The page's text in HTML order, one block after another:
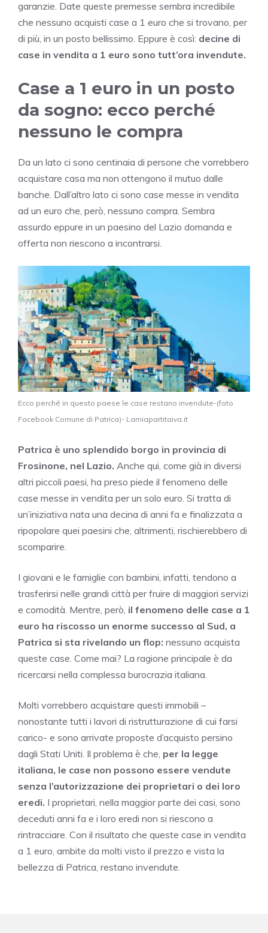
garanzie. Date queste premesse sembra incredibile
che nessuno acquisti case a 1 euro che si trovano, per
di più, in un posto bellissimo. Eppure è così: decine di
case in vendita a 1 euro sono tutt’ora invendute.
Case a 1 euro in un posto
da sogno: ecco perché
nessuno le compra
Da un lato ci sono centinaia di persone che vorrebbero
acquistare casa ma non ottengono il mutuo dalle
banche. Dall’altro lato ci sono case messe in vendita
ad un euro che, però, nessuno compra. Sembra
assurdo eppure in un paesino del Lazio domanda e
offerta non riescono a incontrarsi.
Ecco perché in questo paese le case restano invendute-(foto
Facebook Comune di Patrica)- Lamiapartitaiva.it
Patrica è uno splendido borgo in provincia di
Frosinone, nel Lazio. Anche qui, come già in diversi
altri piccoli paesi, ha preso piede il fenomeno delle
case messe in vendita per un solo euro. Si tratta di
un’iniziativa nata una decina di anni fa e finalizzata a
ripopolare quei paesini che, altrimenti, rischierebbero di
scomparire.
I giovani e le famiglie con bambini, infatti, tendono a
trasferirsi nelle grandi città per fruire di maggiori servizi
e comodità. Mentre, però, il fenomeno delle case a 1
euro ha riscosso un enorme successo al Sud, a
Patrica si sta rivelando un flop: nessuno acquista
queste case. Come mai? La ragione principale è da
ricercarsi nella complessa burocrazia italiana.
Molti vorrebbero acquistare questi immobili –
nonostante tutti i lavori di ristrutturazione di cui farsi
carico- e sono arrivate proposte d’acquisto persino
dagli Stati Uniti. Il problema è che, per la legge
italiana, le case non possono essere vendute
senza l’autorizzazione dei proprietari o dei loro
eredi. I proprietari, nella maggior parte dei casi, sono
deceduti anni fa e i loro eredi non si riescono a
rintracciare. Con il risultato che queste case in vendita
a 1 euro, ambite da molti visto il prezzo e vista la
bellezza di Patrica, restano invendute.